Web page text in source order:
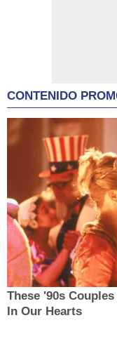
CONTENIDO
These '90s
In Our Hearts